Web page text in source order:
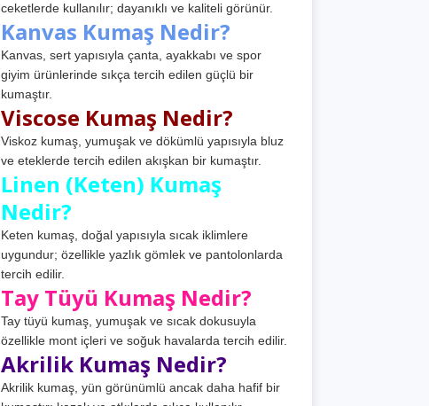
ceketlerde kullanılır; dayanıklı ve kaliteli görünür.
Kanvas Kumaş Nedir?
Kanvas, sert yapısıyla çanta, ayakkabı ve spor
giyim ürünlerinde sıkça tercih edilen güçlü bir
kumaştır.
Viscose Kumaş Nedir?
Viskoz kumaş, yumuşak ve dökümlü yapısıyla bluz
ve eteklerde tercih edilen akışkan bir kumaştır.
Linen (Keten) Kumaş
Nedir?
Keten kumaş, doğal yapısıyla sıcak iklimlere
uygundur; özellikle yazlık gömlek ve pantolonlarda
tercih edilir.
Tay Tüyü Kumaş Nedir?
Tay tüyü kumaş, yumuşak ve sıcak dokusuyla
özellikle mont içleri ve soğuk havalarda tercih edilir.
Akrilik Kumaş Nedir?
Akrilik kumaş, yün görünümlü ancak daha hafif bir